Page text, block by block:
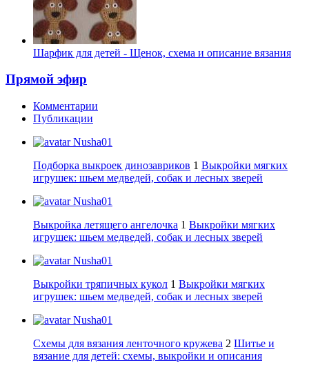
Шарфик для детей - Щенок, схема и описание вязания
Прямой эфир
Комментарии
Публикации
Nusha01
Подборка выкроек динозавриков 1 Выкройки мягких
игрушек: шьем медведей, собак и лесных зверей
Nusha01
Выкройка летящего ангелочка 1 Выкройки мягких
игрушек: шьем медведей, собак и лесных зверей
Nusha01
Выкройки тряпичных кукол 1 Выкройки мягких
игрушек: шьем медведей, собак и лесных зверей
Nusha01
Схемы для вязания ленточного кружева 2 Шитье и
вязание для детей: схемы, выкройки и описания